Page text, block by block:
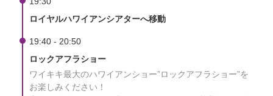
ロイヤルハワイアンシアターへ移動
19:40 - 20:50
ロックアフラショー
ワイキキ最大のハワイアンショー”ロックアフラショー”を
お楽しみください！